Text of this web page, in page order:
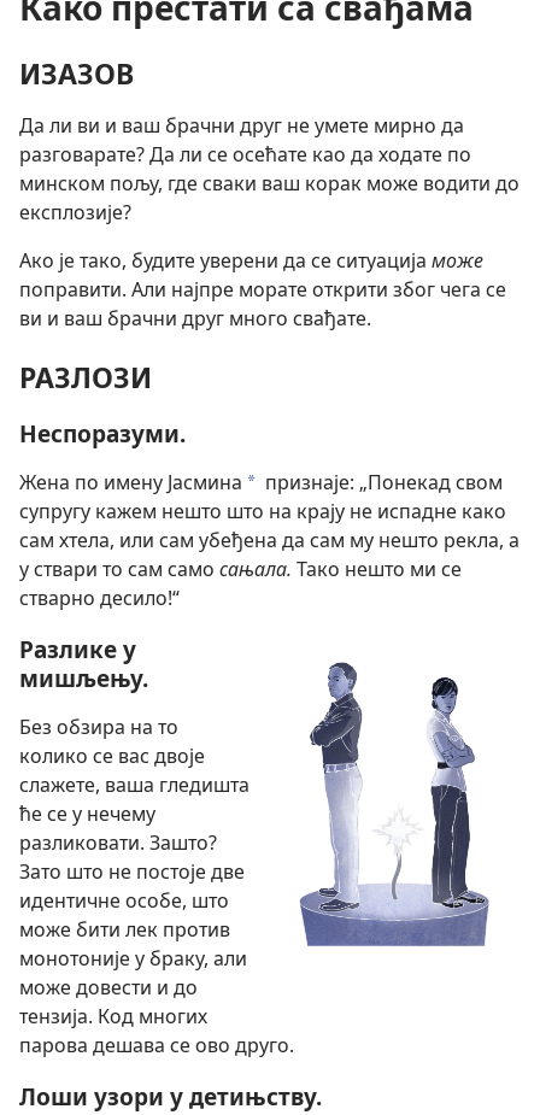
ИЗАЗОВ
Да ли ви и ваш брачни друг не умете мирно да
разговарате? Да ли се осећате као да ходате по
минском пољу, где сваки ваш корак може водити до
експлозије?
Ако је тако, будите уверени да се ситуација може
поправити. Али најпре морате открити због чега се
ви и ваш брачни друг много свађате.
РАЗЛОЗИ
Неспоразуми.
Жена по имену Јасмина * признаје: „Понекад свом
супругу кажем нешто што на крају не испадне како
сам хтела, или сам убеђена да сам му нешто рекла, а
у ствари то сам само сањала. Тако нешто ми се
стварно десило!“
Разлике у
мишљењу.
Без обзира на то
колико се вас двоје
слажете, ваша гледишта
ће се у нечему
разликовати. Зашто?
Зато што не постоје две
идентичне особе, што
може бити лек против
монотоније у браку, али
може довести и до
тензија. Код многих
парова дешава се ово друго.
Лоши узори у детињству.